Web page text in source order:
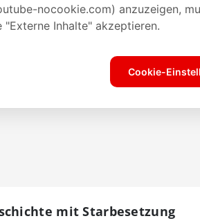
mit Starbesetzung